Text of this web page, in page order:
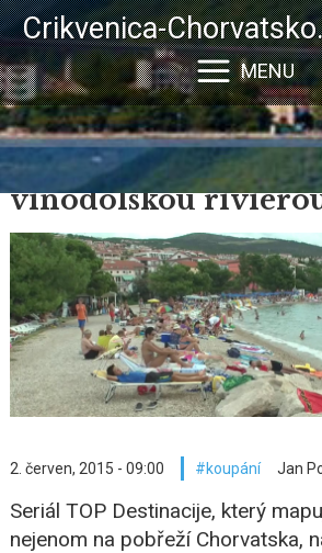
Přejít
k
hlavnímu
obsahu
Crikvenica-
MENU
Videoprůvodce
vinodolskou
2. červen, 2015 - 09:00 koupání Jan
Seriál TOP Destinacije, který
nejenom na pobřeží Chorvatska,